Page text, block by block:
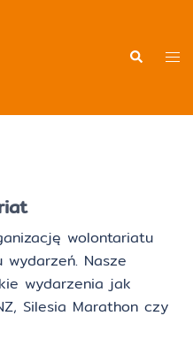
wolontariatu
Nasze
wydarzenia jak
Silesia Marathon czy